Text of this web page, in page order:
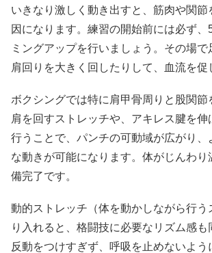
いきなり激しく動き出すと、筋肉や関節
因になります。練習の開始前には必ず、
ミングアップを行いましょう。その場で
肩回りを大きく回したりして、血流を促
ボクシングでは特に肩甲骨周りと股関節
肩を回すストレッチや、アキレス腱を伸
行うことで、パンチの可動域が広がり、
な動きが可能になります。体がじんわり
備完了です。
動的ストレッチ（体を動かしながら行う
り入れると、格闘技に必要なリズム感も
反動をつけすぎず、呼吸を止めないよう